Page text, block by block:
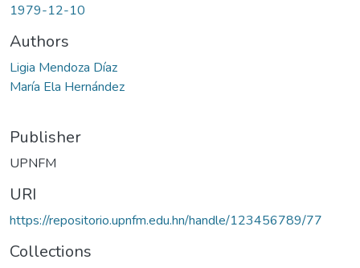
1979-12-10
Authors
Ligia Mendoza Díaz
María Ela Hernández
Publisher
UPNFM
URI
https://repositorio.upnfm.edu.hn/handle/123456789/77
Collections